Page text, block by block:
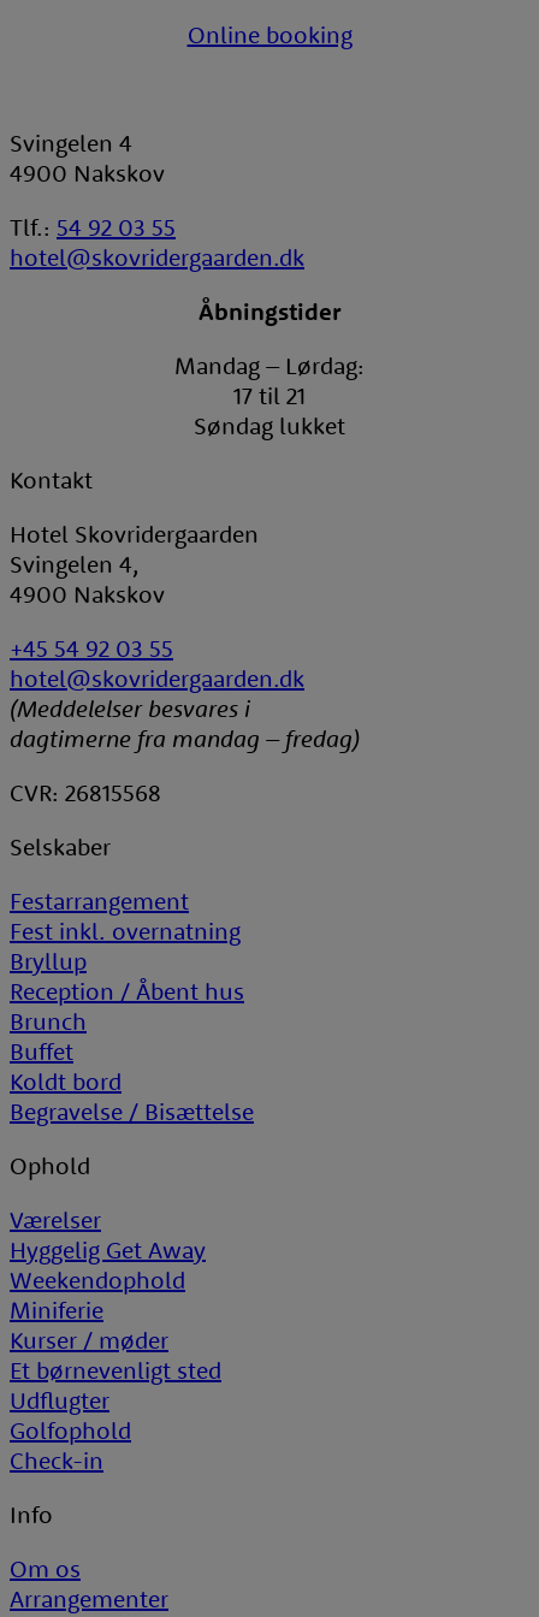
Online booking
Svingelen 4
4900 Nakskov
Tlf.: 54 92 03 55
hotel@skovridergaarden.dk
Åbningstider
Mandag – Lørdag:
17 til 21
Søndag lukket
Kontakt
Hotel Skovridergaarden
Svingelen 4,
4900 Nakskov
+45 54 92 03 55
hotel@skovridergaarden.dk
(Meddelelser besvares i
dagtimerne fra mandag – fredag)
CVR: 26815568
Selskaber
Festarrangement
Fest inkl. overnatning
Bryllup
Reception / Åbent hus
Brunch
Buffet
Koldt bord
Begravelse / Bisættelse
Ophold
Værelser
Hyggelig Get Away
Weekendophold
Miniferie
Kurser / møder
Et børnevenligt sted
Udflugter
Golfophold
Check-in
Info
Om os
Arrangementer